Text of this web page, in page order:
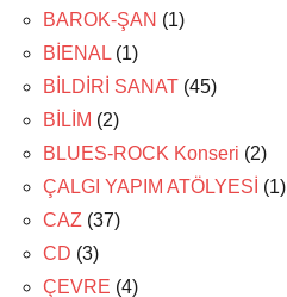
BAROK-ŞAN (1)
BİENAL (1)
BİLDİRİ SANAT (45)
BİLİM (2)
BLUES-ROCK Konseri (2)
ÇALGI YAPIM ATÖLYESİ (1)
CAZ (37)
CD (3)
ÇEVRE (4)